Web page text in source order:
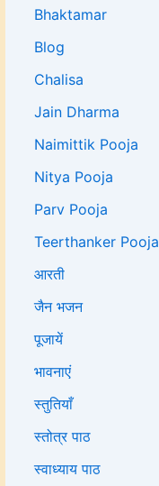
Bhaktamar
Blog
Chalisa
Jain Dharma
Naimittik Pooja
Nitya Pooja
Parv Pooja
Teerthanker Pooja
आरती
जैन भजन
पूजायें
भावनाएं
स्तुतियाँ
स्तोत्र पाठ
स्वाध्याय पाठ